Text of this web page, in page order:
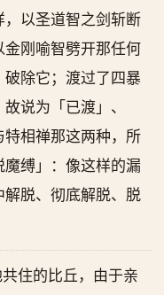
以圣道智之剑斩断
刚喻智劈开那任何
除它；渡过了四暴
说为「已渡」、
特相禅那这两种，所
缚」：像这样的漏
脱、彻底解脱、脱
住的比丘，由于亲